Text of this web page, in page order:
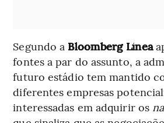
Segundo a Bloomberg Línea
fontes a par do assunto, a
futuro estádio tem mantido
diferentes empresas
interessadas em adquirir os